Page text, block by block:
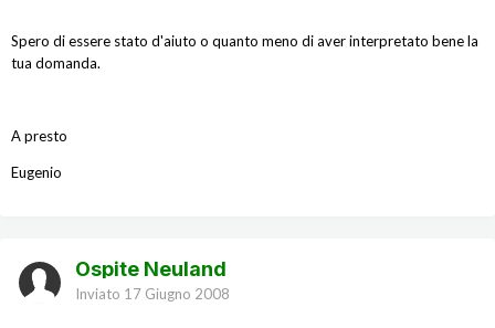
Spero di essere stato d'aiuto o quanto meno di aver interpretato bene la
tua domanda.
A presto
Eugenio
Ospite Neuland
Inviato 17 Giugno 2008